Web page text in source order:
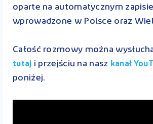
oparte na automatycznym zapisie
wprowadzone w Polsce oraz
Całość rozmowy można
tutaj i przejściu na nasz kanał
poniżej.